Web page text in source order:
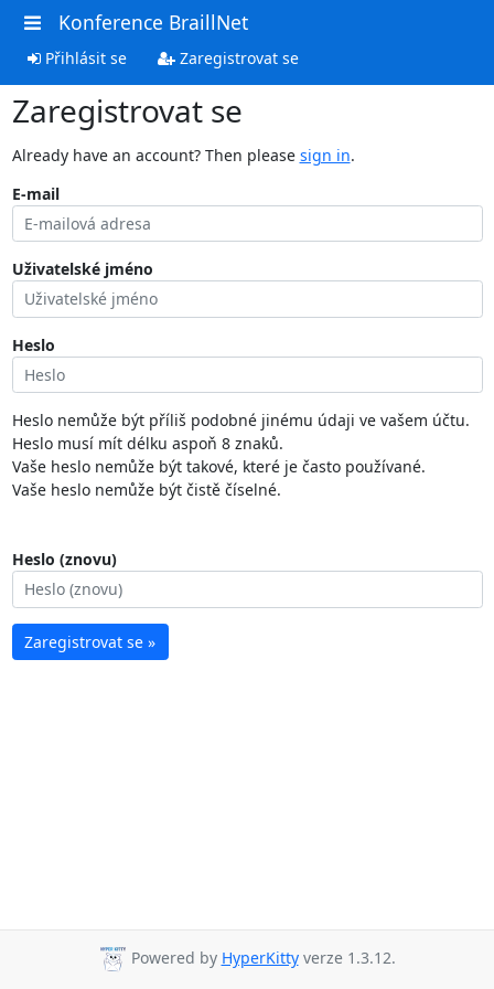
Konference BraillNet
Přihlásit se Zaregistrovat se
Zaregistrovat se
Already have an account? Then please sign in.
E-mail
Uživatelské jméno
Heslo
Heslo nemůže být příliš podobné jinému údaji ve vašem účtu.
Heslo musí mít délku aspoň 8 znaků.
Vaše heslo nemůže být takové, které je často používané.
Vaše heslo nemůže být čistě číselné.
Heslo (znovu)
Zaregistrovat se »
Powered by HyperKittyverze 1.3.12.